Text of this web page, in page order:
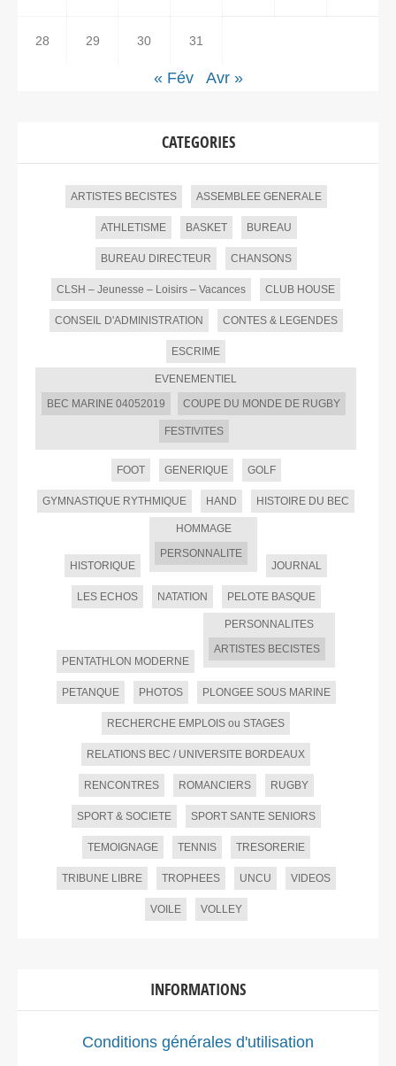
28 29 30 31
« Fév Avr »
CATEGORIES
ARTISTES BECISTES ASSEMBLEE GENERALE
ATHLETISME BASKET BUREAU
BUREAU DIRECTEUR CHANSONS
CLSH – Jeunesse – Loisirs – Vacances CLUB HOUSE
CONSEIL D'ADMINISTRATION CONTES & LEGENDES
ESCRIME
EVENEMENTIEL
BEC MARINE 04052019
COUPE DU MONDE DE RUGBY
FESTIVITES
FOOT GENERIQUE GOLF
GYMNASTIQUE RYTHMIQUE HAND HISTOIRE DU BEC
HISTORIQUE
HOMMAGE
PERSONNALITE
JOURNAL
LES ECHOS NATATION PELOTE BASQUE
PENTATHLON MODERNE
PERSONNALITES
ARTISTES BECISTES
PETANQUE PHOTOS PLONGEE SOUS MARINE
RECHERCHE EMPLOIS ou STAGES
RELATIONS BEC / UNIVERSITE BORDEAUX
RENCONTRES ROMANCIERS RUGBY
SPORT & SOCIETE SPORT SANTE SENIORS
TEMOIGNAGE TENNIS TRESORERIE
TRIBUNE LIBRE TROPHEES UNCU VIDEOS
VOILE VOLLEY
INFORMATIONS
Conditions générales d'utilisation